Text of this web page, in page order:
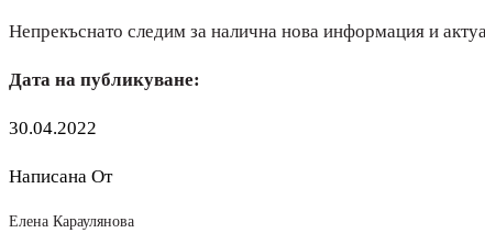
Непрекъснато следим за налична нова информация и
Дата на публикуване:
30.04.2022
Написана От
Елена Караулянова